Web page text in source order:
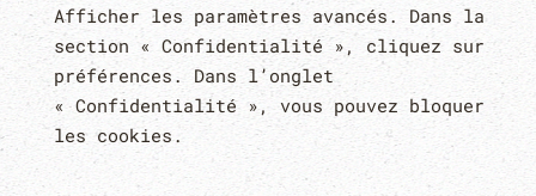
Afficher les paramètres avancés. Dans la
section « Confidentialité », cliquez sur
préférences. Dans l’onglet
« Confidentialité », vous pouvez bloquer
les cookies.